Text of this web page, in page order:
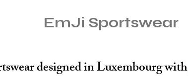
EmJi Sportswear
designed in Luxembourg with